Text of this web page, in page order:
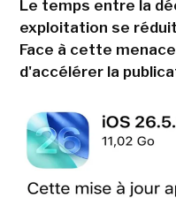
Le temps entre la
exploitation se
Face à cette
d'accélérer la